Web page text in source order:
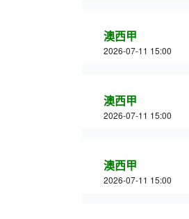
澳西甲
2026-07-11 15:00
澳西甲
2026-07-11 15:00
澳西甲
2026-07-11 15:00